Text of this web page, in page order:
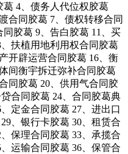
4、债务人代位权胶葛
合同胶葛 7、债权转移合同
胶葛 9、告白胶葛 11、买
扶植用地利用权合同胶葛
开辟运营合同胶葛 16、衡
间衡宇拆迁弥补合同胶葛
同胶葛 20、供用气合同胶
合同胶葛 24、合同胶葛典
定金合同胶葛 27、进出口
、银行卡胶葛 30、租赁合
保理合同胶葛 33、承揽合
运输合同胶葛 36、保管合